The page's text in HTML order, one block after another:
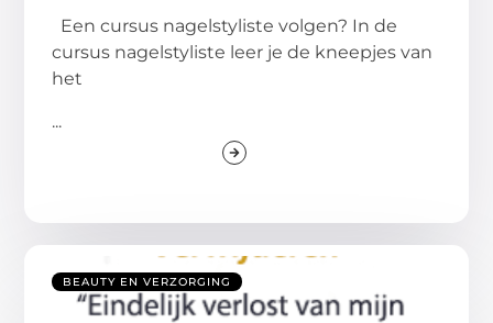
Een cursus nagelstyliste volgen? In de
cursus nagelstyliste leer je de kneepjes van
het
...
BEAUTY EN VERZORGING